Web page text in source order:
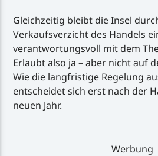
Gleichzeitig bleibt die Insel
Verkaufsverzicht des Handels
verantwortungsvoll mit dem
Erlaubt also ja – aber nicht auf
Wie die langfristige Regelung
entscheidet sich erst nach der
neuen Jahr.
Werbung